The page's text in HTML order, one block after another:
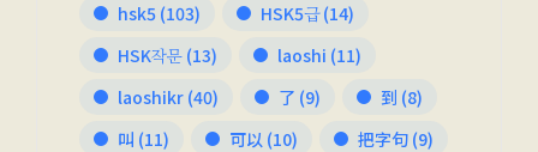
hsk5 (103) HSK5급(14)
HSK작문 (13) laoshi (11)
laoshikr (40) 了 (9) 到 (8)
叫 (11) 可以 (10) 把字句 (9)